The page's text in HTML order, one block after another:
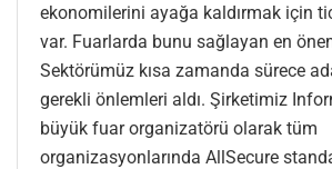
ekonomilerini ayağa kaldırmak için
var. Fuarlarda bunu sağlayan en
Sektörümüz kısa zamanda sürece
gerekli önlemleri aldı. Şirketimiz
büyük fuar organizatörü olarak tüm
organizasyonlarında AllSecure